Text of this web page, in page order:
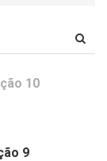
10
9